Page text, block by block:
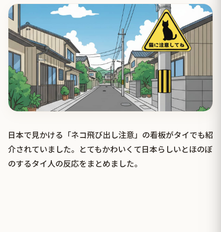
日本で見かける「ネコ飛び出し注意」の看板がタイでも紹
介されていました。とてもかわいくて日本らしいとほのぼ
のするタイ人の反応をまとめました。